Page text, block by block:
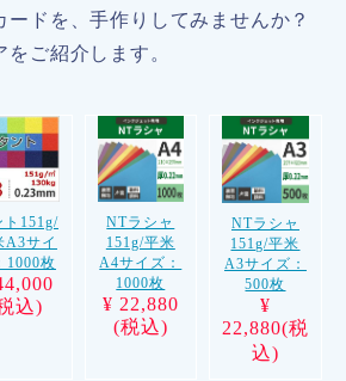
ードを、手作りしてみませんか？
ご紹介します。
ト151g/
A3サイ
1000枚
込)
NTラシャ
151g/平米
A4サイズ：
1000枚
¥ 22,880
(税込)
NTラシャ
151g/平米
A3サイズ：
500枚
¥
22,880(税
込)